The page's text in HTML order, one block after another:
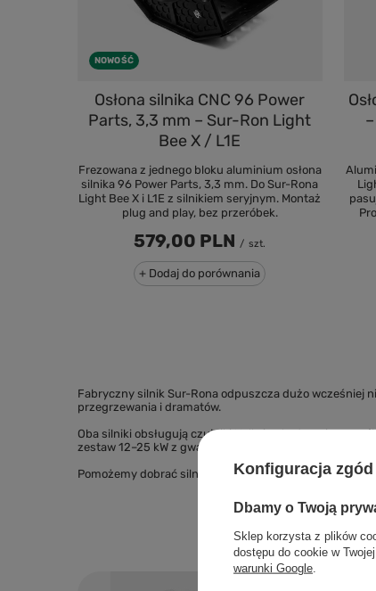
NOWOŚĆ
Osłona silnika CNC 96 Power
Parts, 3,3 mm – Sur-Ron Light
Bee X / L1E
Frezowana z jednego bloku aluminium osłona
silnika 96 Power Parts, 3,3 mm. Do Sur-Rona
Light Bee X i L1E z silnikiem seryjnym. Montaż
plug and play, bez przeróbek.
579,00 PLN / szt.
+ Dodaj do porównania
Fabryczny silnik Sur-Rona odpuszcza dużo wcześniej
przegrzewania i dramatów.
Oba silniki obsługują czujniki Halla i enkoder, więc
zestaw 12–25 kW z gwarancją UE i wsparciem
Pomożemy dobrać silnik, sterownik i baterię: +48 884
Konfiguracja zgód
Dbamy o Twoją
Sklep korzysta z plików
dostępu do cookie w
warunki Google